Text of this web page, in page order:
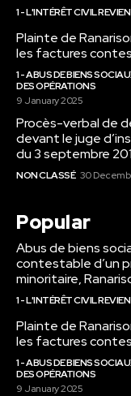
1 - L'INTÉRÊT CIVIL
Plainte de
les factures
1 - ABUS DE BIENS
DES OPÉRATIONS
9 January 2025
Procès-verbal de
devant le juge
du 3 septembre
NON CLASSÉ 30
Popular
Abus de biens
contestable d’un
minoritaire,
1 - L'INTÉRÊT CIVIL
Plainte de
les factures
1 - ABUS DE BIENS
DES OPÉRATIONS
9 January 2025